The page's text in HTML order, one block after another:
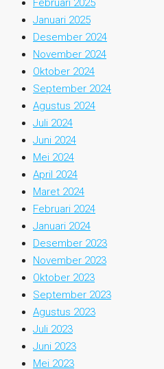
Februari 2025
Januari 2025
Desember 2024
November 2024
Oktober 2024
September 2024
Agustus 2024
Juli 2024
Juni 2024
Mei 2024
April 2024
Maret 2024
Februari 2024
Januari 2024
Desember 2023
November 2023
Oktober 2023
September 2023
Agustus 2023
Juli 2023
Juni 2023
Mei 2023